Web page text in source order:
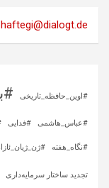
haftegi@dialogt.de
#اوین_حافظه_تاریخی
#عباس_هاشمی #فدایی
#نگاه_هفته
تجدید ساختار سرمایه‌داری